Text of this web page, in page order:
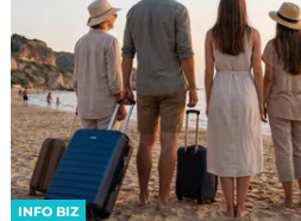
INFO BIZ